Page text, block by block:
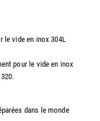
vide en inox 304L
pour le vide en inox
dans le monde